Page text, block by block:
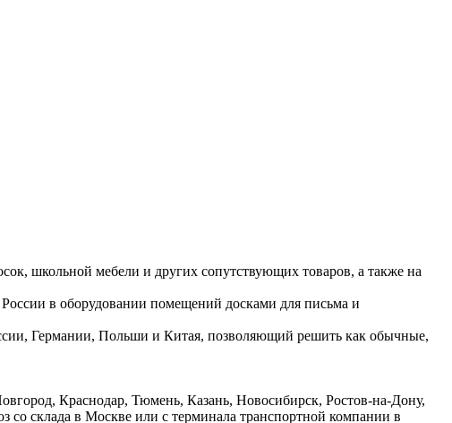
школьной мебели и других сопутствующих товаров, а также на
в оборудовании помещений досками для письма и
Германии, Польши и Китая, позволяющий решить как обычные,
Краснодар, Тюмень, Казань, Новосибирск, Ростов-на-Дону,
склада в Москве или с терминала транспортной компании в